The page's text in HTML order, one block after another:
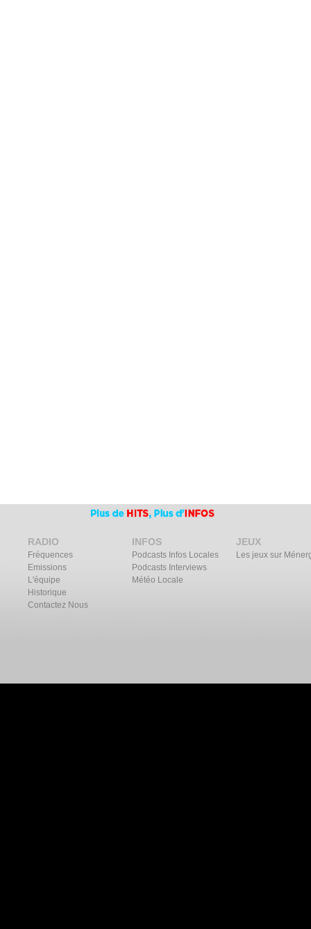
RADIO
Fréquences
Emissions
L'équipe
Historique
Contactez Nous
INFOS
Podcasts Infos Locales
Podcasts Interviews
Météo Locale
JEUX
Les jeux sur